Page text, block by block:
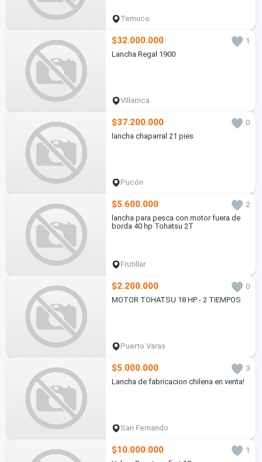
Temuco
$32.000.000
1
Lancha Regal 1900
Villarrica
$37.200.000
0
lancha chaparral 21 pies
Pucón
$5.600.000
2
lancha para pesca con motor fuera de
borda 40 hp Tohatsu 2T
Frutillar
$2.200.000
0
MOTOR TOHATSU 18 HP - 2 TIEMPOS
Puerto Varas
$5.000.000
3
Lancha de fabricacion chilena en venta!
San Fernando
$10.000.000
1